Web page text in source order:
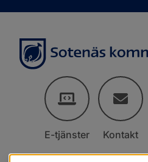
E-tjänster Kontakt